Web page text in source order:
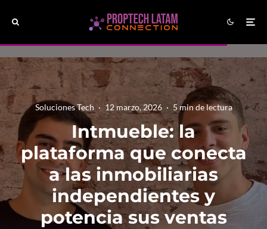
Soluciones Tech · 12 marzo, 2026 · 5 min de lectura
Intmueble: la
plataforma que conecta
a las inmobiliarias
independientes y
potencia sus ventas